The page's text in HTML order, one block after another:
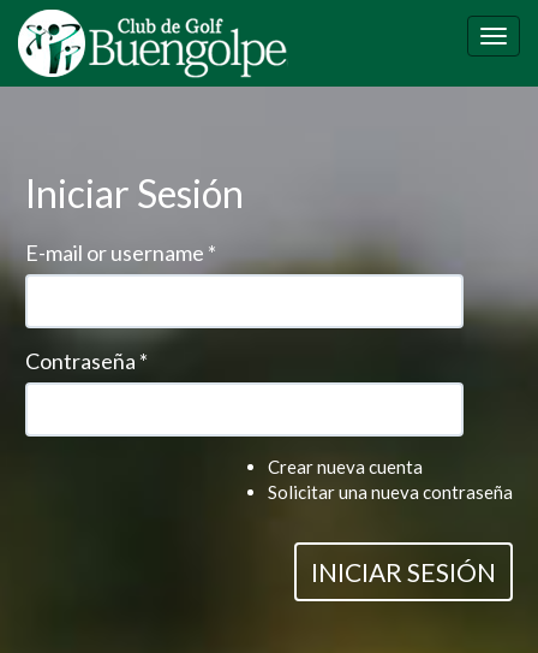
Pasar
contenido
principal
Iniciar Sesión
E-mail or username *
Contraseña*
Crear nueva cuenta
Solicitar una nueva contraseña
INICIAR SESIÓN